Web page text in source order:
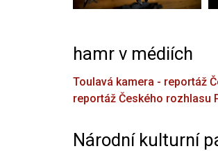
hamr v médiích
Toulavá kamera - reportáž
reportáž Českého rozhlasu
Národní kulturní